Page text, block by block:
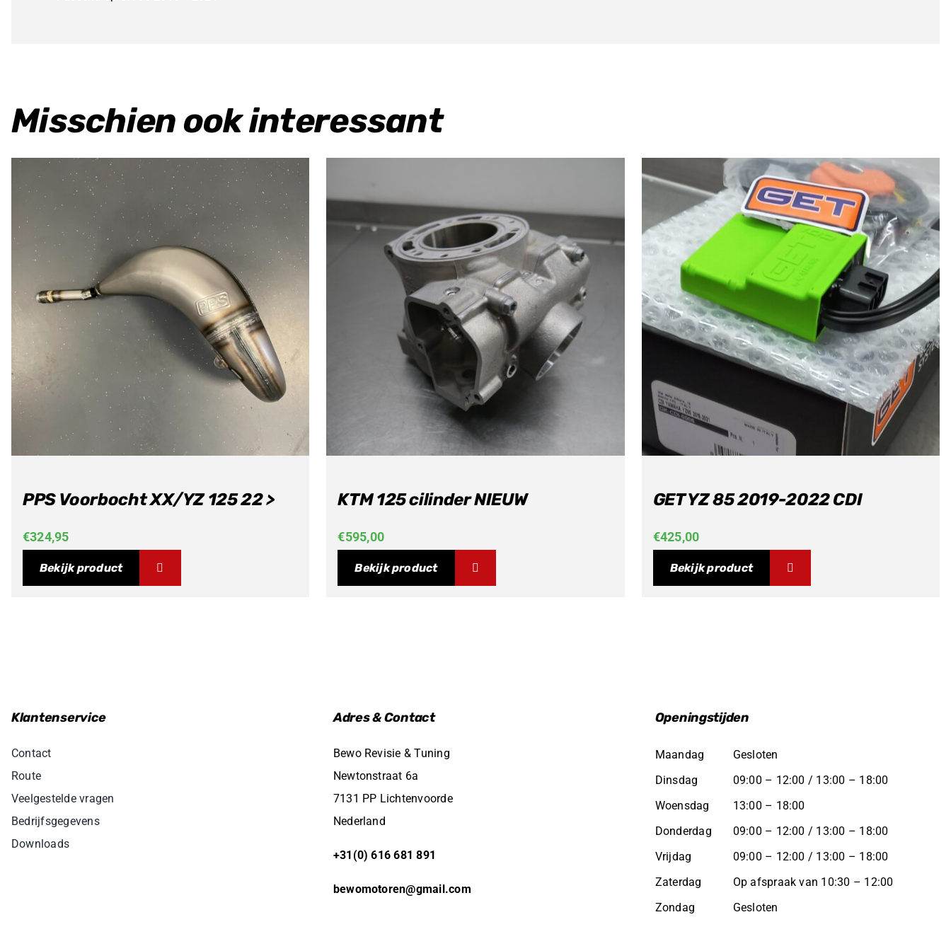
Misschien ook interessant
PPS Voorbocht XX/YZ 125 22 >
€324,95
Bekijk product
KTM 125 cilinder NIEUW
€595,00
Bekijk product
GET YZ 85 2019-2022 CDI
€425,00
Bekijk product
Klantenservice
Contact
Route
Veelgestelde vragen
Bedrijfsgegevens
Downloads
Adres & Contact
Bewo Revisie & Tuning
Newtonstraat 6a
7131 PP Lichtenvoorde
Nederland
+31(0) 616 681 891
bewomotoren@gmail.com
Openingstijden
Maandag
Gesloten
Dinsdag
09:00 – 12:00 / 13:00 – 18:00
Woensdag
13:00 – 18:00
Donderdag
09:00 – 12:00 / 13:00 – 18:00
Vrijdag
09:00 – 12:00 / 13:00 – 18:00
Zaterdag
Op afspraak van 10:30 – 12:00
Zondag
Gesloten